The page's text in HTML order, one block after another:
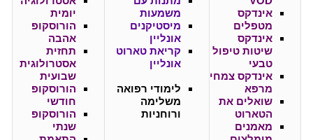
אינדקס
מטפלים
אינדקס
שיטות טיפול
טבעי
אינדקס צמחי
מרפא
שואלים את
הטארוט
מאמנים
משמעות
מיסטיקנים
אונליין
קריאת טארוט
אונליין
לימודי רפואה
משלימה
ורוחניות
יומית
הורוסקופ
אהבה
תחזית
אסטרולוגית
שבועית
הורוסקופ
חודשי
הורוסקופ
שנתי